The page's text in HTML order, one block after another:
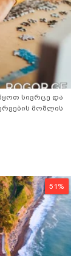
სივრცე და
მოშლის
51%